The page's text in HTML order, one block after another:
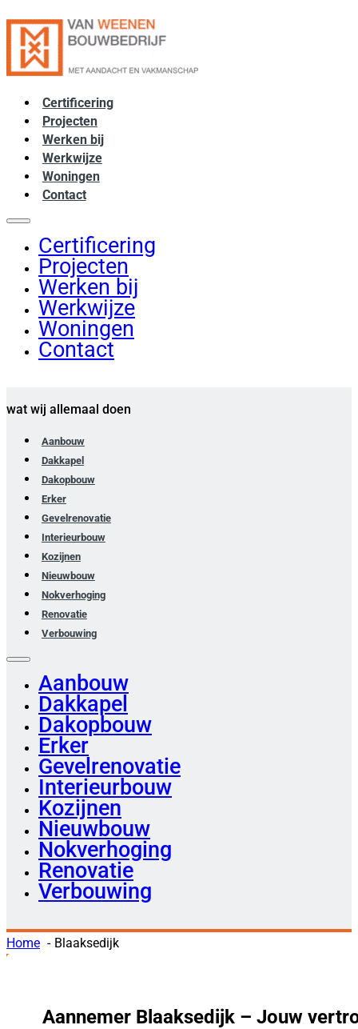
Certificering
Projecten
Werken bij
Werkwijze
Woningen
Contact
Certificering
Projecten
Werken bij
Werkwijze
Woningen
Contact
wat wij allemaal doen
Aanbouw
Dakkapel
Dakopbouw
Erker
Gevelrenovatie
Interieurbouw
Kozijnen
Nieuwbouw
Nokverhoging
Renovatie
Verbouwing
Aanbouw
Dakkapel
Dakopbouw
Erker
Gevelrenovatie
Interieurbouw
Kozijnen
Nieuwbouw
Nokverhoging
Renovatie
Verbouwing
Home Blaaksedijk
Aannemer Blaaksedijk – Jouw